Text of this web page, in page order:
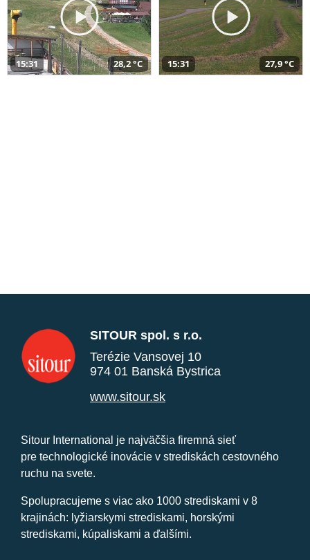
15:31 28,2 °C 15:31 27,9 °C
SITOUR spol. s r.o.
Terézie Vansovej 10
974 01 Banská Bystrica
www.sitour.sk
Sitour International je najväčšia firemná sieť
pre technologické inovácie v strediskách cestovného
ruchu na svete.
Spolupracujeme s viac ako 1000 strediskami v 8
krajinách: lyžiarskymi strediskami, horskými
strediskami, kúpaliskami a ďalšími.